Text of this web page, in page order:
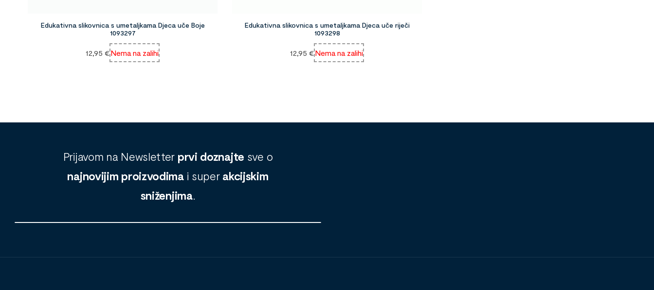
Edukativna slikovnica s umetaljkama Djeca uče Boje
1093297
12,95 €Nema na zalihi
Edukativna slikovnica s umetaljkama Djeca uče riječi
1093298
12,95 €Nema na zalihi
Prijavom na Newsletter prvi doznajte sve o
najnovijim proizvodimai super akcijskim
sniženjima.